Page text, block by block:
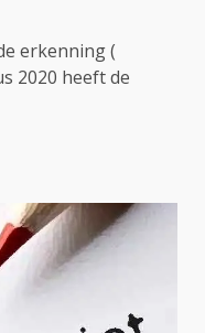
erkenning (
2020 heeft de